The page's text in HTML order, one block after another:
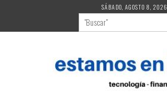
contenido
SÁBADO, AGOSTO 8, 2026